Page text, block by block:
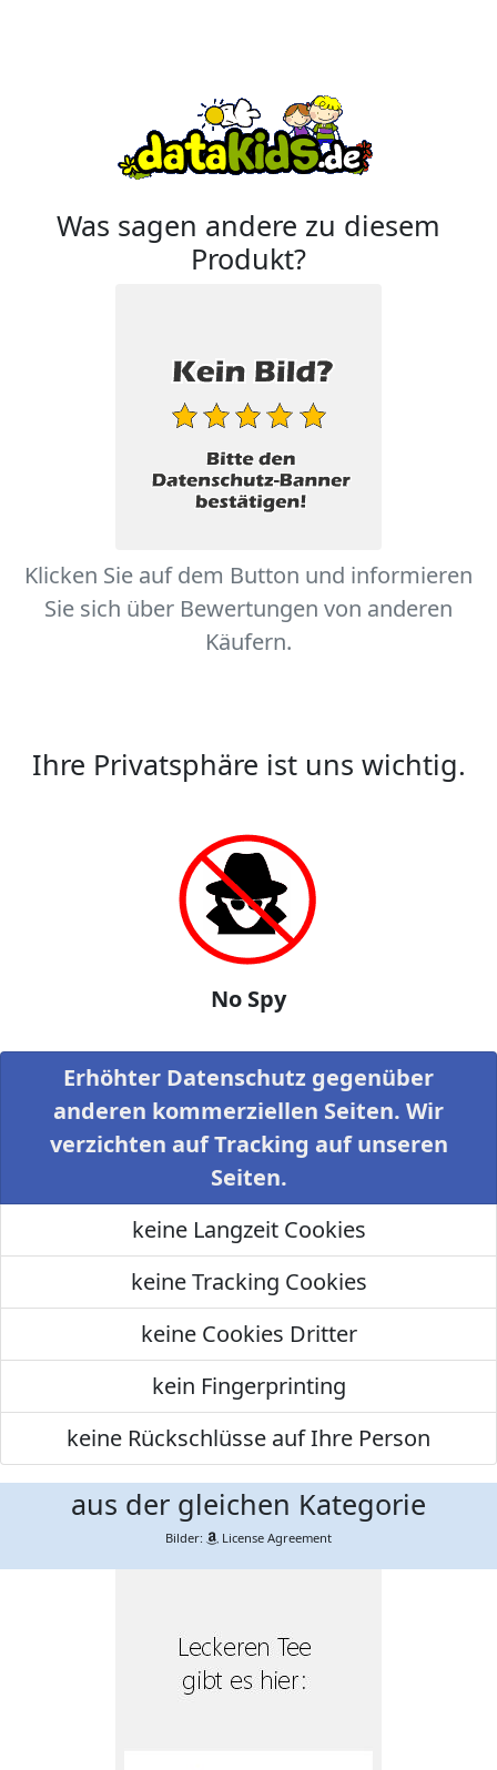
Was sagen andere zu diesem
Produkt?
Klicken Sie auf dem Button und informieren
Sie sich über Bewertungen von anderen
Käufern.
Ihre Privatsphäre ist uns wichtig.
No Spy
Erhöhter Datenschutz gegenüber
anderen kommerziellen Seiten. Wir
verzichten auf Tracking auf unseren
Seiten.
keine Langzeit Cookies
keine Tracking Cookies
keine Cookies Dritter
kein Fingerprinting
keine Rückschlüsse auf Ihre Person
aus der gleichen Kategorie
Bilder: License Agreement